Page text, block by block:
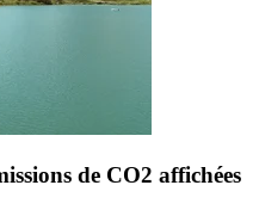
de CO2 affichées